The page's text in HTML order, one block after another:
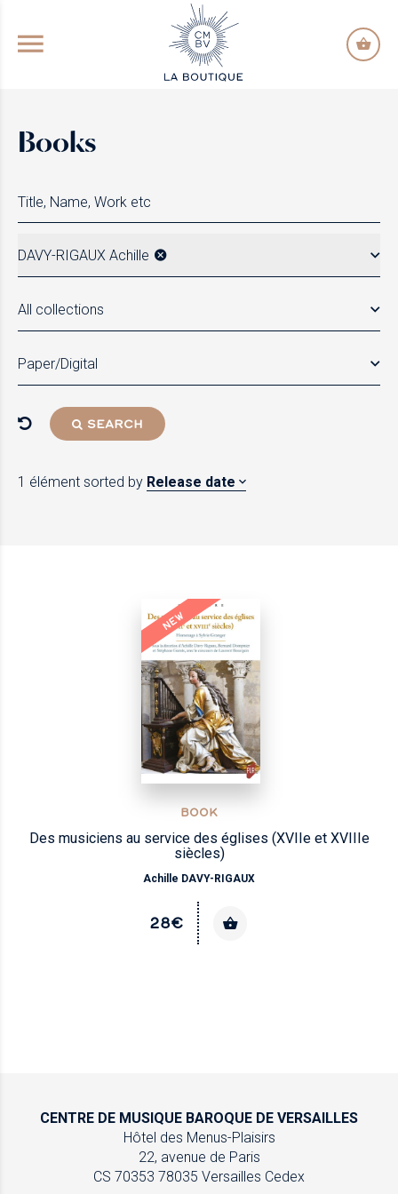
GO TO PRINCIPAL CONTENT
Books
DAVY-RIGAUX Achille
All collections
Paper/Digital
SEARCH
1 élément sorted by Release date
NEW
BOOK
Des musiciens au service des églises (XVIIe et XVIIIe
siècles)
Achille DAVY-RIGAUX
28€
CENTRE DE MUSIQUE BAROQUE DE VERSAILLES
Hôtel des Menus-Plaisirs
22, avenue de Paris
CS 70353 78035 Versailles Cedex